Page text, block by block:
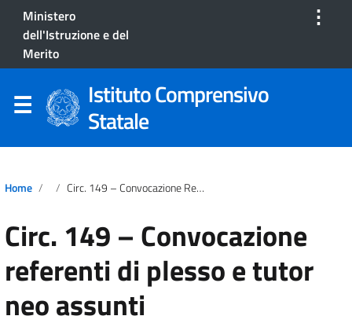
Ministero
dell'Istruzione e del
Merito
⋮
Istituto Comprensivo
Statale
Home Circ. 149 – Convocazione Referenti Di Plesso E Tutor Neo Assunti
Circ. 149 – Convocazione
referenti di plesso e tutor
neo assunti